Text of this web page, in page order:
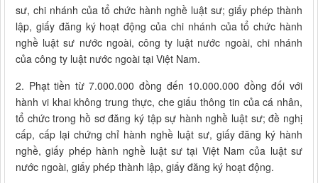
sư, chi nhánh của tổ chức hành nghề luật sư; giấy phép thành
lập, giấy đăng ký hoạt động của chi nhánh của tổ chức hành
nghề luật sư nước ngoài, công ty luật nước ngoài, chi nhánh
của công ty luật nước ngoài tại Việt Nam.
2. Phạt tiền từ 7.000.000 đồng đến 10.000.000 đồng đối với
hành vi khai không trung thực, che giấu thông tin của cá nhân,
tổ chức trong hồ sơ đăng ký tập sự hành nghề luật sư; đề nghị
cấp, cấp lại chứng chỉ hành nghề luật sư, giấy đăng ký hành
nghề, giấy phép hành nghề luật sư tại Việt Nam của luật sư
nước ngoài, giấy phép thành lập, giấy đăng ký hoạt động.